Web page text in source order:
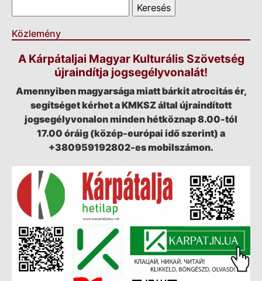
Keresés
Közlemény
A Kárpátaljai Magyar Kulturális Szövetség
újraindítja jogsegélyvonalát!
Amennyiben magyarsága miatt bárkit atrocitás ér,
segítséget kérhet a KMKSZ által újraindított
jogsegélyvonalon minden hétköznap 8.00-tól
17.00 óráig (közép-európai idő szerint) a
+380959192802-es mobilszámon.